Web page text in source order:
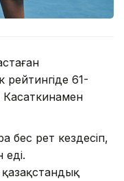
рейтингіде 61-
бес рет кездесіп,
еді.
қазақстандық